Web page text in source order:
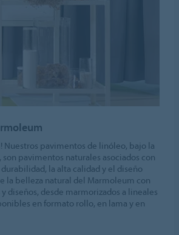
Nuestros pavimentos de linóleo, bajo la
pavimentos naturales asociados con
la alta calidad y el diseño
la belleza natural del Marmoleum con
diseños, desde marmorizados a lineales
en formato rollo, en lama y en